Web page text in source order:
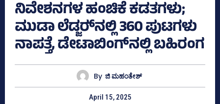
ನಿವೇಶನಗಳ ಹಂಚಿಕೆ ಕಡತಗಳು;
ಮುಡಾ ಲೆಡ್ಜರ್‍‌ನಲ್ಲಿ 360 ಪುಟಗಳು
ನಾಪತ್ತೆ, ಡೇಟಾಬಿಂಗ್‌ನಲ್ಲಿ ಬಹಿರಂಗ
By ಜಿ ಮಹಂತೇಶ್
April 15, 2025